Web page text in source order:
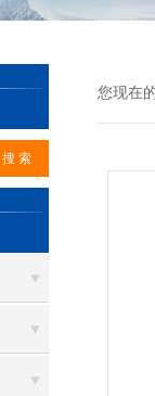
您现在